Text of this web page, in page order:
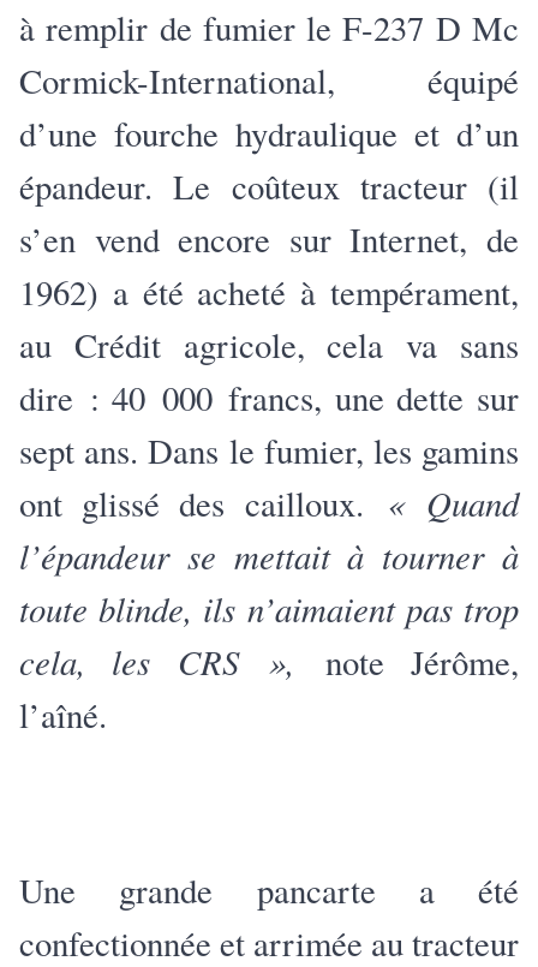
à remplir de fumier le F-237 D Mc
Cormick-International, équipé
d’une fourche hydraulique et d’un
épandeur. Le coûteux tracteur (il
s’en vend encore sur Internet, de
1962) a été acheté à tempérament,
au Crédit agricole, cela va sans
dire : 40 000 francs, une dette sur
sept ans. Dans le fumier, les gamins
ont glissé des cailloux.
« Quand
l’épandeur se mettait à tourner à
toute blinde, ils n’aimaient pas trop
cela, les CRS »,
note Jérôme,
l’aîné.
Une grande pancarte a été
confectionnée et arrimée au tracteur